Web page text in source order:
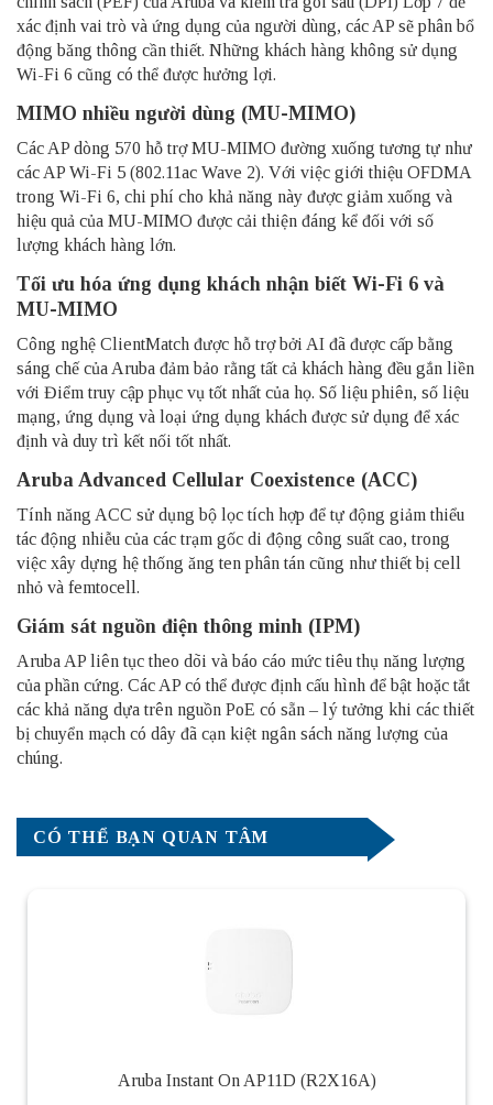
xác định vai trò và ứng dụng của người dùng, các AP sẽ phân bổ
động băng thông cần thiết. Những khách hàng không sử dụng
Wi-Fi 6 cũng có thể được hưởng lợi.
MIMO nhiều người dùng (MU-MIMO)
Các AP dòng 570 hỗ trợ MU-MIMO đường xuống tương tự như
các AP Wi-Fi 5 (802.11ac Wave 2). Với việc giới thiệu OFDMA
trong Wi-Fi 6, chi phí cho khả năng này được giảm xuống và
hiệu quả của MU-MIMO được cải thiện đáng kể đối với số
lượng khách hàng lớn.
Tối ưu hóa ứng dụng khách nhận biết Wi-Fi 6 và
MU-MIMO
Công nghệ ClientMatch được hỗ trợ bởi AI đã được cấp bằng
sáng chế của Aruba đảm bảo rằng tất cả khách hàng đều gắn liền
với Điểm truy cập phục vụ tốt nhất của họ. Số liệu phiên, số liệu
mạng, ứng dụng và loại ứng dụng khách được sử dụng để xác
định và duy trì kết nối tốt nhất.
Aruba Advanced Cellular Coexistence (ACC)
Tính năng ACC sử dụng bộ lọc tích hợp để tự động giảm thiểu
tác động nhiễu của các trạm gốc di động công suất cao, trong
việc xây dựng hệ thống ăng ten phân tán cũng như thiết bị cell
nhỏ và femtocell.
Giám sát nguồn điện thông minh (IPM)
Aruba AP liên tục theo dõi và báo cáo mức tiêu thụ năng lượng
của phần cứng. Các AP có thể được định cấu hình để bật hoặc tắt
các khả năng dựa trên nguồn PoE có sẵn – lý tưởng khi các thiết
bị chuyển mạch có dây đã cạn kiệt ngân sách năng lượng của
chúng.
CÓ THỂ BẠN QUAN TÂM
Aruba Instant On AP11D (R2X16A)